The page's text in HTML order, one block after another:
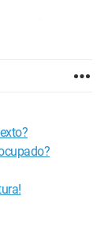
para
7.0